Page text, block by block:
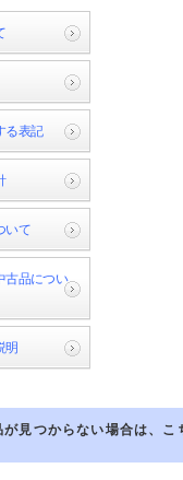
る表記
いて
古品につい
明
が見つからない場合は、こ